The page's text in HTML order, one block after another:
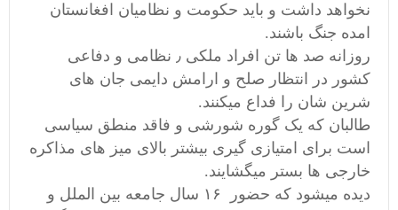
نخواهد داشت و باید حکومت و نظامیان افغانستان
امده جنگ باشند.
روزانه صد ها تن افراد ملکی ٫ نظامی و دفاعی
کشور در انتظار صلح و ارامش دایمی جان های
شرین شان را فداع میکنند.
طالبان که یک گوره شورشی و فاقد منطق سیاسی
است برای امتیازی گیری بیشتر بالای میز های مذاکره
خارجی ها بستر میگشایند.
دیده میشود که حضور ۱۶ سال جامعه بین الملل و